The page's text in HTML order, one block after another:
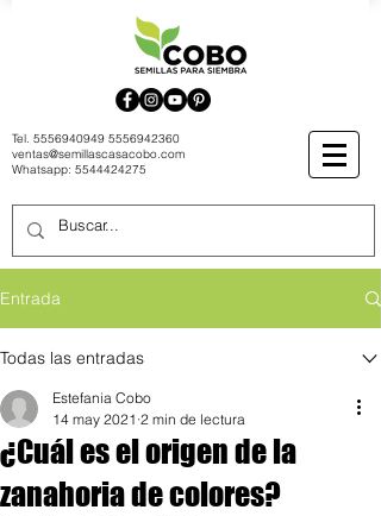
Tel. 5556940949 5556942360
ventas@semillascasacobo.com
Whatsapp: 5544424275
Entrada
Todas las entradas
¿Cuál es el origen de la
zanahoria de colores?
Estefania Cobo
14 may 2021 2 min de lectura